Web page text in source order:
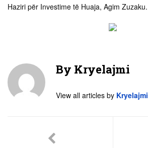
Haziri për Investime të Huaja, Agim Zuzaku.
By Kryelajmi
View all articles by Kryelajmi